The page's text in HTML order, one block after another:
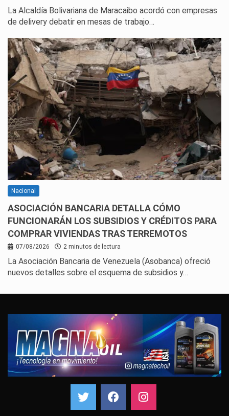
La Alcaldía Bolivariana de Maracaibo acordó con empresas
de delivery debatir en mesas de trabajo…
Nacional
ASOCIACIÓN BANCARIA DETALLA CÓMO
FUNCIONARÁN LOS SUBSIDIOS Y CRÉDITOS PARA
COMPRAR VIVIENDAS TRAS TERREMOTOS
07/08/2026 2 minutos de lectura
La Asociación Bancaria de Venezuela (Asobanca) ofreció
nuevos detalles sobre el esquema de subsidios y…